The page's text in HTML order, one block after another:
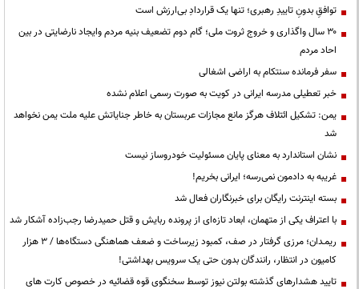
توافقِ بدونِ تاییدِ رهبری؛ تنها یک قراردادِ بی‌ارزش است
۳۰ سال واگذاری و خروج ثروت ملی؛ گام دوم تضعیف بنیه مردم وایجاد نارضایتی در بین
احاد مردم
سفر فرمانده سنتکام به اراضی اشغالی
خبر تعطیلی مدرسه ایرانی در کویت به صورت رسمی اعلام نشده
یمن: تشکیل ائتلاف هرگز مانع مجازات عربستان به خاطر جنایاتش علیه ملت یمن نخواهد
شد
نشان استاندارد به معنای پایان مسئولیت خودروساز نیست
غریبه به دادمون نمی‌رسه؛ ایرانی بخریم!
بسته اینترنت رایگان برای خبرنگاران فعال شد
با اعتراف یکی از متهمان، ابعاد تازه‌ای از پرونده ربایش و قتل حمیدرضا رجب‌زاده آشکار شد
ریمـدان؛ مرزی گرفتار در صف، کمبود زیرساخت و ضعف هماهنگی دستگاه‌ها / ۳ هزار
کامیون در انتظار، رانندگان بدون حتی یک سرویس بهداشتی!
تایید هشدارهای گذشته بولتن نیوز توسط سخنگوی قوه قضائیه در خصوص کارت های